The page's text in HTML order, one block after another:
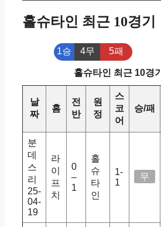
홀슈타인 최근 10경기
1승 4무 5패
홀슈타인 최근 10경기
날
짜
홈
전
반
원
정
스
코
어
승/패
분
데
스
리
25-
04-
19
라
이
프
치
0
–
1
홀
슈
타
인
1-
1
무